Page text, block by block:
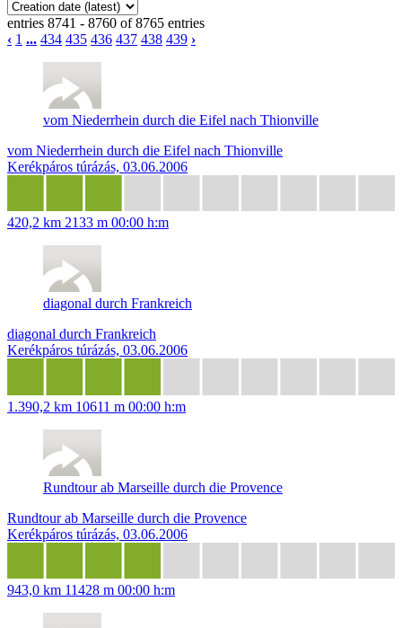
entries 8741 - 8760 of 8765 entries
‹ 1 ... 434 435 436 437 438 439 ›
vom Niederrhein durch die Eifel nach Thionville
vom Niederrhein durch die Eifel nach Thionville
Kerékpáros túrázás, 03.06.2006
420,2 km 2133 m 00:00 h:m
diagonal durch Frankreich
diagonal durch Frankreich
Kerékpáros túrázás, 03.06.2006
1.390,2 km 10611 m 00:00 h:m
Rundtour ab Marseille durch die Provence
Rundtour ab Marseille durch die Provence
Kerékpáros túrázás, 03.06.2006
943,0 km 11428 m 00:00 h:m